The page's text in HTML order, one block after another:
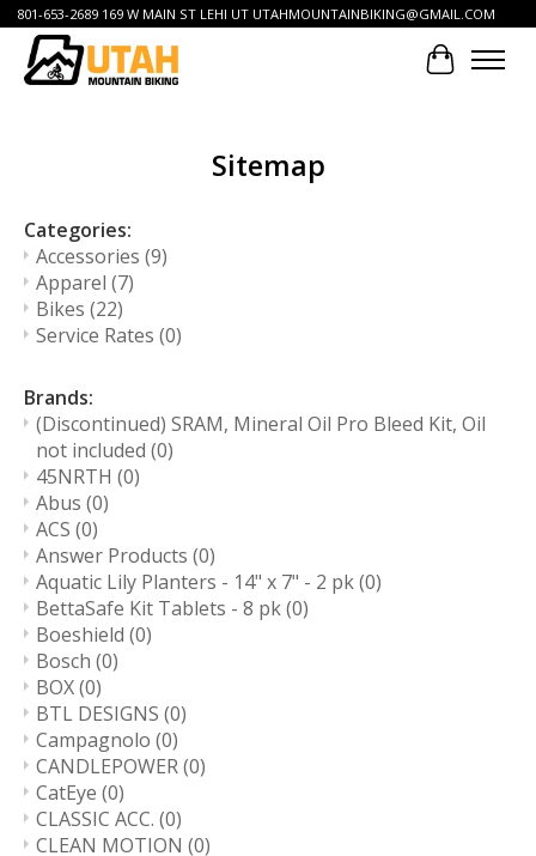
801-653-2689 169 W MAIN ST LEHI UT UTAHMOUNTAINBIKING@GMAIL.COM
Cart
Sitemap
Categories:
Accessories (9)
Apparel (7)
Bikes (22)
Service Rates (0)
Brands:
(Discontinued) SRAM, Mineral Oil Pro Bleed Kit, Oil
not included (0)
45NRTH (0)
Abus (0)
ACS (0)
Answer Products (0)
Aquatic Lily Planters - 14" x 7" - 2 pk(0)
BettaSafe Kit Tablets - 8 pk(0)
Boeshield (0)
Bosch (0)
BOX(0)
BTL DESIGNS (0)
Campagnolo (0)
CANDLEPOWER(0)
CatEye (0)
CLASSIC ACC. (0)
CLEAN MOTION (0)